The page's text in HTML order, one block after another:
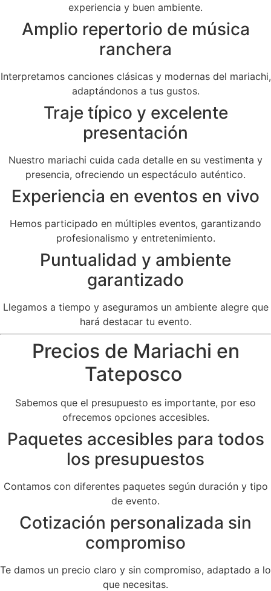
experiencia y buen ambiente.
Amplio repertorio de música
ranchera
Interpretamos canciones clásicas y modernas del mariachi,
adaptándonos a tus gustos.
Traje típico y excelente
presentación
Nuestro mariachi cuida cada detalle en su vestimenta y
presencia, ofreciendo un espectáculo auténtico.
Experiencia en eventos en vivo
Hemos participado en múltiples eventos, garantizando
profesionalismo y entretenimiento.
Puntualidad y ambiente
garantizado
Llegamos a tiempo y aseguramos un ambiente alegre que
hará destacar tu evento.
Precios de Mariachi en
Tateposco
Sabemos que el presupuesto es importante, por eso
ofrecemos opciones accesibles.
Paquetes accesibles para todos
los presupuestos
Contamos con diferentes paquetes según duración y tipo
de evento.
Cotización personalizada sin
compromiso
Te damos un precio claro y sin compromiso, adaptado a lo
que necesitas.